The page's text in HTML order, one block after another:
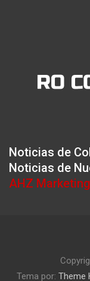
Noticias de
Noticias de
AHZ Marketing
Tema por: Theme